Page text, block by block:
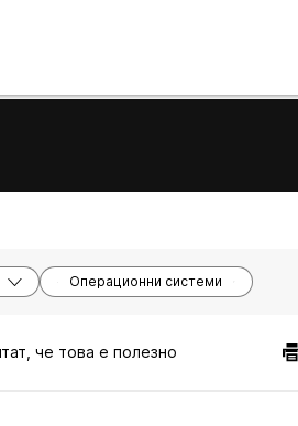
Операционни системи
че това е полезно